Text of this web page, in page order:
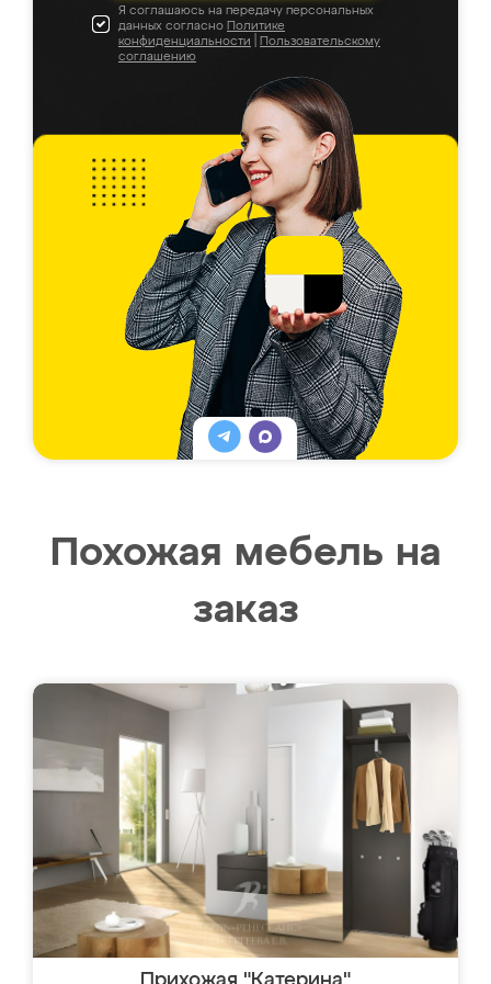
Я соглашаюсь на передачу персональных
данных согласно Политике
конфиденциальности
Пользовательскому
соглашению
Похожая мебель на
заказ